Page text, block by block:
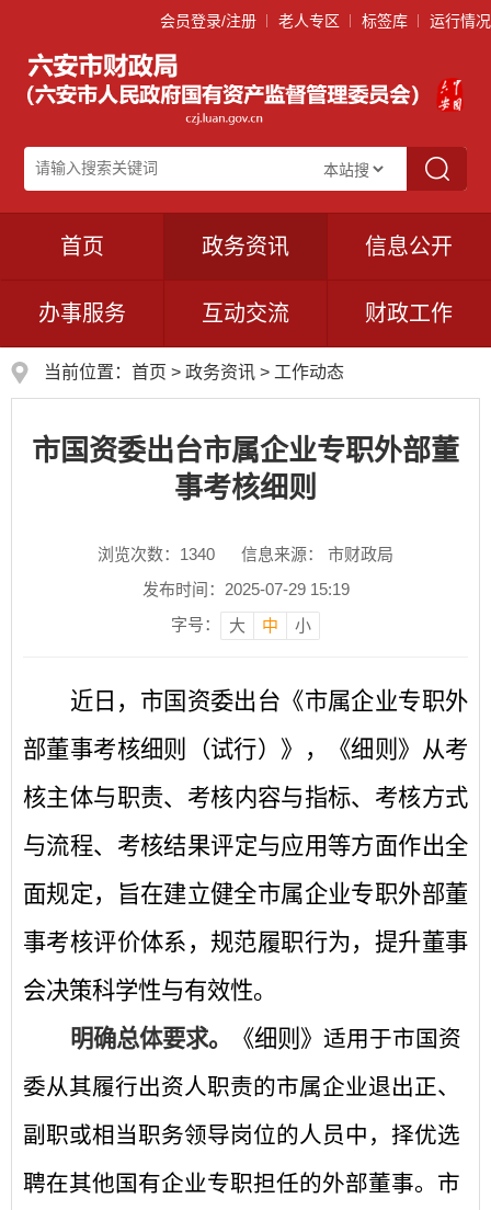
会员登录/注册 老人专区 标签库 运行情况
首页 政务资讯 信息公开
办事服务 互动交流 财政工作
当前位置： 首页 > 政务资讯 > 工作动态
市国资委出台市属企业专职外部董
事考核细则
浏览次数： 1340
信息来源： 市财政局
发布时间：2025-07-29 15:19
字号：
大 中 小
近日，市国资委出台《市属企业专职外
部董事考核细则（试行）》，《细则》从考
核主体与职责、 考核内容与指标、 考核方式
与流程、 考核结果评定与应用等方面作出全
面规定，旨在建立健全市属企业专职外部董
事考核评价体系，规范履职行为，提升董事
会决策科学性与有效性。
明确总体要求。
《细则》 适用于市国资
委从其履行出资人职责的市属企业退出正、
副职或相当职务领导岗位的人员中，择优选
聘在其他国有企业专职担任的外部董事。市